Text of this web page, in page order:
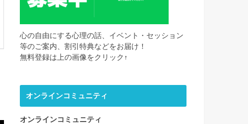
心の自由にする心理の話、イベント・セッション
等のご案内、割引特典などをお届け！
無料登録は上の画像をクリック↑
オンラインコミュニティ
オンラインコミュニティ